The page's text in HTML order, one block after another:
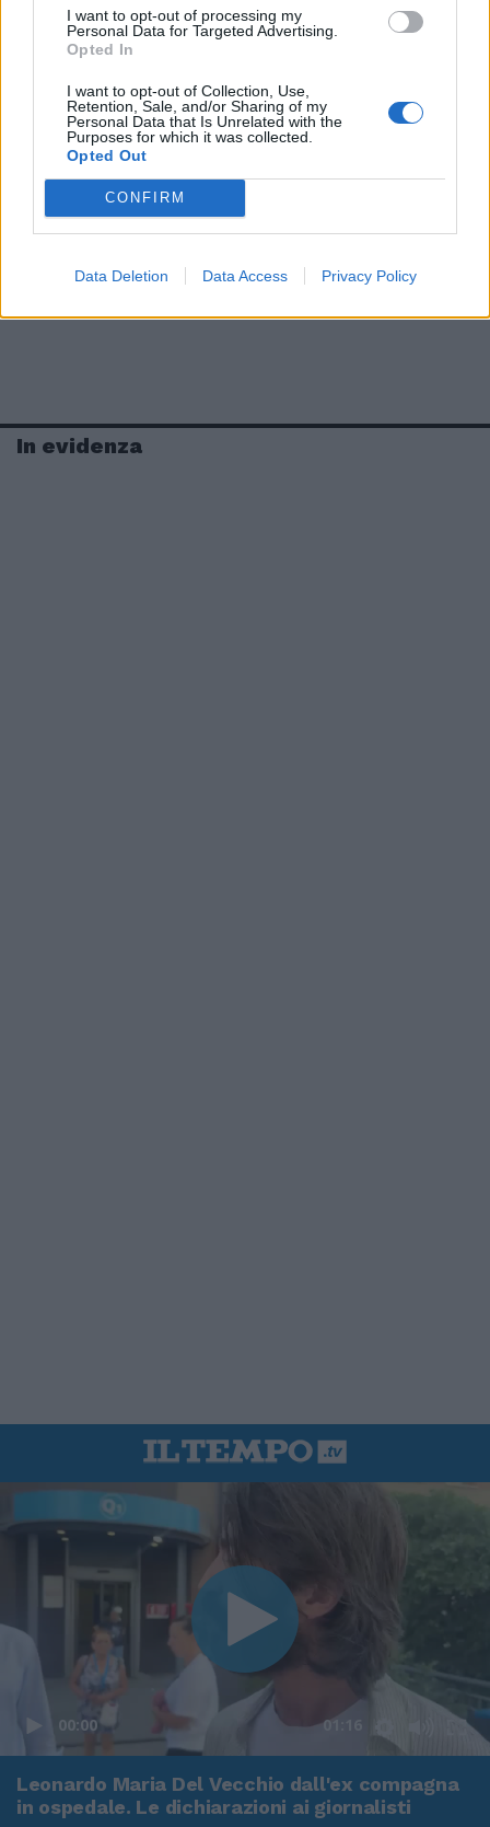
I want to opt-out of processing my
Personal Data for Targeted Advertising.
Opted In
I want to opt-out of Collection, Use,
Retention, Sale, and/or Sharing of my
Personal Data that Is Unrelated with the
Purposes for which it was collected.
Opted Out
CONFIRM
Data Deletion Data Access Privacy Policy
In evidenza
00:00 01:16
Leonardo Maria Del Vecchio dall'ex compagna
in ospedale. Le dichiarazioni ai giornalisti